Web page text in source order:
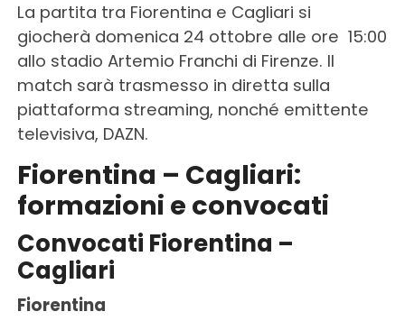
La partita tra Fiorentina e Cagliari si
giocherà domenica 24 ottobre alle ore 15:00
allo stadio Artemio Franchi di Firenze. Il
match sarà trasmesso in diretta sulla
piattaforma streaming, nonché emittente
televisiva, DAZN.
Fiorentina – Cagliari:
formazioni e convocati
Convocati Fiorentina –
Cagliari
Fiorentina